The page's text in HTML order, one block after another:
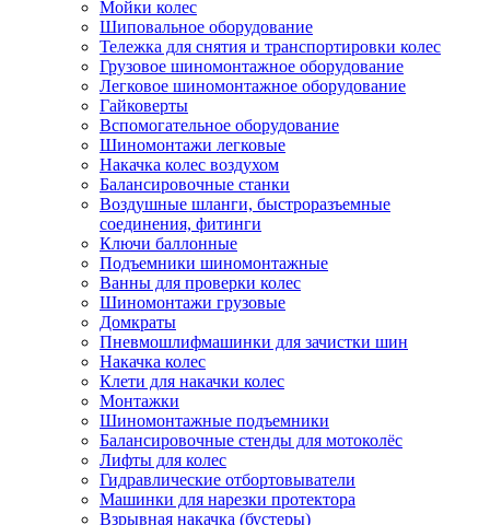
Мойки колес
Шиповальное оборудование
Тележка для снятия и транспортировки колес
Грузовое шиномонтажное оборудование
Легковое шиномонтажное оборудование
Гайковерты
Вспомогательное оборудование
Шиномонтажи легковые
Накачка колес воздухом
Балансировочные станки
Воздушные шланги, быстроразъемные
соединения, фитинги
Ключи баллонные
Подъемники шиномонтажные
Ванны для проверки колес
Шиномонтажи грузовые
Домкраты
Пневмошлифмашинки для зачистки шин
Накачка колес
Клети для накачки колес
Монтажки
Шиномонтажные подъемники
Балансировочные стенды для мотоколёс
Лифты для колес
Гидравлические отбортовыватели
Машинки для нарезки протектора
Взрывная накачка (бустеры)